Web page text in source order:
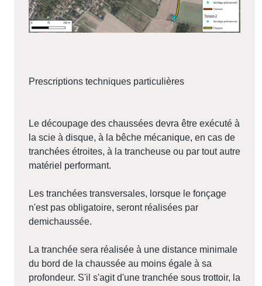
Prescriptions techniques particulières
Le découpage des chaussées devra être exécuté à
la scie à disque, à la bêche mécanique, en cas de
tranchées étroites, à la trancheuse ou par tout autre
matériel performant.
Les tranchées transversales, lorsque le fonçage
n'est pas obligatoire, seront réalisées par
demichaussée.
La tranchée sera réalisée à une distance minimale
du bord de la chaussée au moins égale à sa
profondeur. S'il s'agit d'une tranchée sous trottoir, la